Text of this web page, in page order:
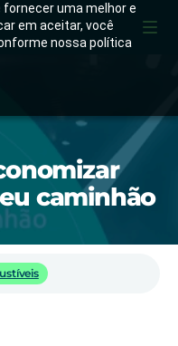
uma melhor e
em aceitar, você
nossa política
caminhão